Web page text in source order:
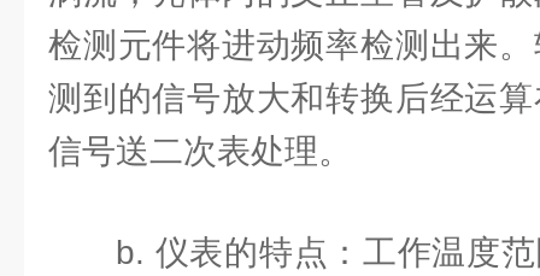
检测元件将进动频率检测出来
测到的信号放大和转换后经运
信号送二次表处理。
b. 仪表的特点：工作温度